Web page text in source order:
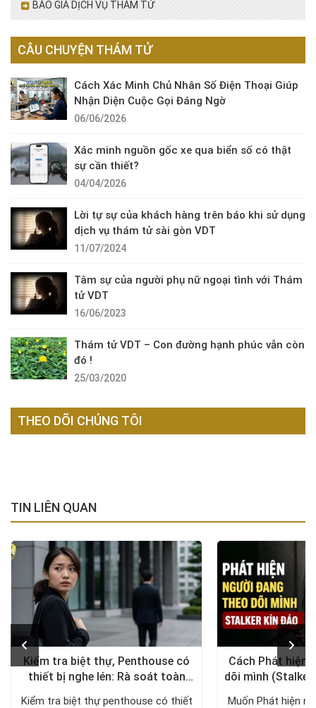
BÁO GIÁ DỊCH VỤ THÁM TỬ
CÂU CHUYỆN THÁM TỬ
Cách Xác Minh Chủ Nhân Số Điện Thoại Giúp
Nhận Diện Cuộc Gọi Đáng Ngờ
06/06/2026
Xác minh nguồn gốc xe qua biển số có thật
sự cần thiết?
04/04/2026
Lời tự sự của khách hàng trên báo khi sử dụng
dịch vụ thám tử sài gòn VDT
11/07/2024
Tâm sự của người phụ nữ ngoại tình với Thám
tử VDT
16/06/2023
Thám tử VDT – Con đường hạnh phúc vẫn còn
đó !
25/03/2020
THEO DÕI CHÚNG TÔI
TIN LIÊN QUAN
Kiểm tra biệt thự, Penthouse có
thiết bị nghe lén: Rà soát toàn
Kiểm tra biệt thự penthouse có thiết
Cách Phát hiện
dõi mình
Muốn Phát hiện